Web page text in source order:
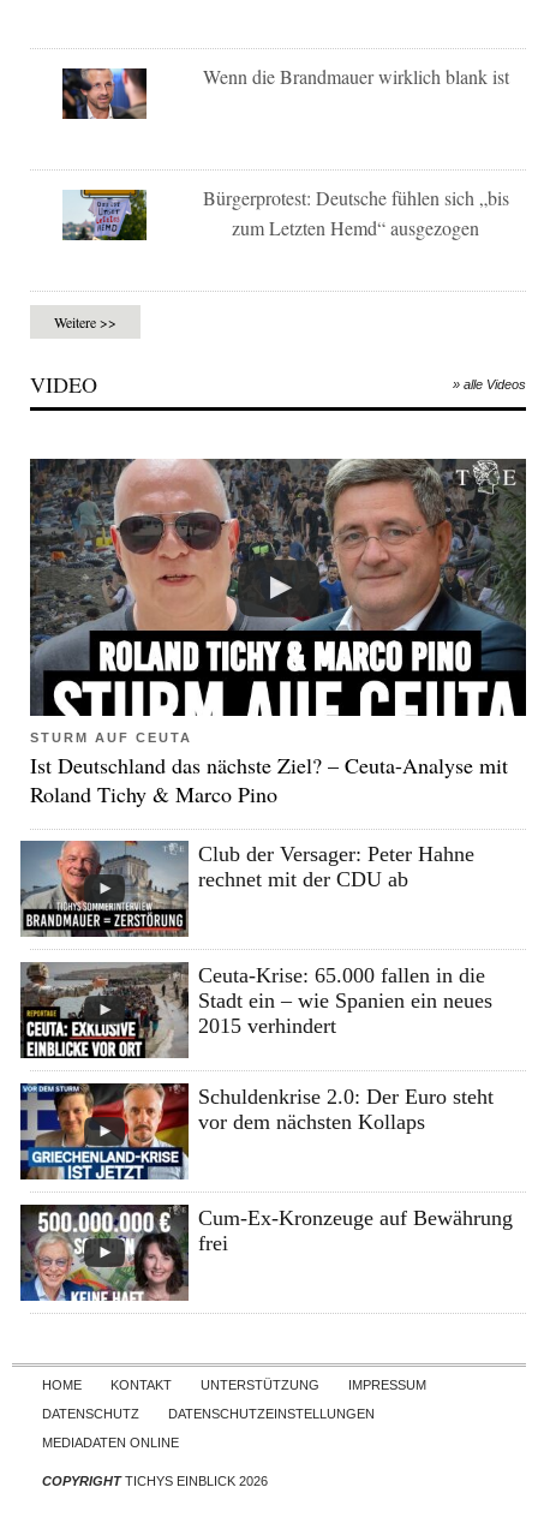
Wenn die Brandmauer wirklich blank ist
Bürgerprotest: Deutsche fühlen sich „bis
zum Letzten Hemd“ ausgezogen
Weitere >>
VIDEO » alle Videos
STURM AUF CEUTA
Ist Deutschland das nächste Ziel? – Ceuta-Analyse mit
Roland Tichy & Marco Pino
Club der Versager: Peter Hahne
rechnet mit der CDU ab
Ceuta-Krise: 65.000 fallen in die
Stadt ein – wie Spanien ein neues
2015 verhindert
Schuldenkrise 2.0: Der Euro steht
vor dem nächsten Kollaps
Cum-Ex-Kronzeuge auf Bewährung
frei
Skip to content
HOME KONTAKT UNTERSTÜTZUNG
IMPRESSUM
DATENSCHUTZ
DATENSCHUTZEINSTELLUNGEN
MEDIADATEN ONLINE
COPYRIGHTTICHYS EINBLICK 2026